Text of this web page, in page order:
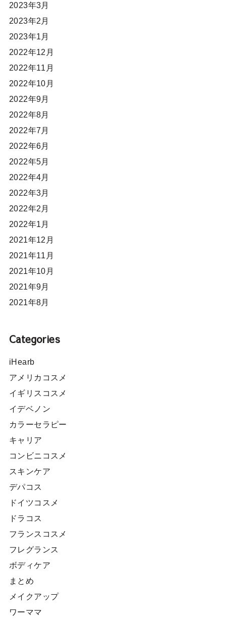
2023年3月
2023年2月
2023年1月
2022年12月
2022年11月
2022年10月
2022年9月
2022年8月
2022年7月
2022年6月
2022年5月
2022年4月
2022年3月
2022年2月
2022年1月
2021年12月
2021年11月
2021年10月
2021年9月
2021年8月
Categories
iHearb
アメリカコスメ
イギリスコスメ
イデベノン
カラーセラピー
キャリア
コンビニコスメ
スキンケア
デパコス
ドイツコスメ
ドラコス
フランスコスメ
フレグランス
ボディケア
まとめ
メイクアップ
ワーママ